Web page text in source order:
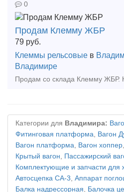
0
Продам Клемму ЖБР
79 руб.
Клеммы рельсовые в
Владимире
Категории для Владимира:
Фитинговая платформа, Вагон
Вагон платформа, Вагон хоппер,
Крытый вагон, Пассажирский
Комплектующие и запчасти для
Автосцепка СА-3, Аппарат
Балка надрессорная, Балочка